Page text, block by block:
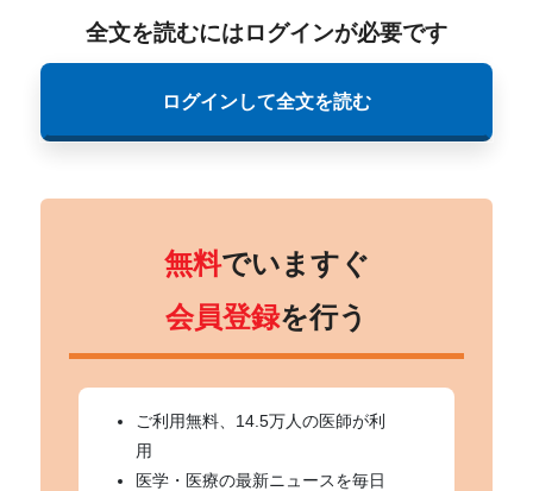
全文を読むにはログインが必要です
ログインして全文を読む
無料でいますぐ
会員登録を行う
ご利用無料、14.5万人の医師が利
用
医学・医療の最新ニュースを毎日